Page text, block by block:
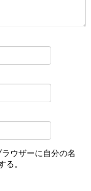
ウザーに自分の名
る。